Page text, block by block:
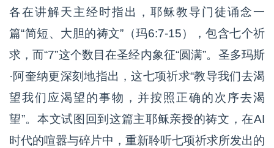
各在讲解天主经时指出，耶稣教导门徒诵念一
篇“简短、大胆的祷文”（玛6:7-15），包含七个祈
求，而“7”这个数目在圣经内象征“圆满”。圣多玛斯
·阿奎纳更深刻地指出，这七项祈求“教导我们去渴
望我们应渴望的事物，并按照正确的次序去渴
望”。本文试图回到这篇主耶稣亲授的祷文，在AI
时代的喧嚣与碎片中，重新聆听七项祈求所发出的